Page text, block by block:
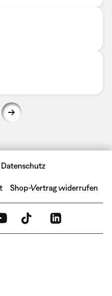
Datenschutz
Shop-Vertrag widerrufen